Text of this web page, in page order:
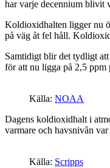
har varje decennium blivit
Koldioxidhalten ligger nu
på väg åt fel håll.
Samtidigt blir det tydligt att
för att nu ligga på 2,5 ppm
Källa: NOAA
Dagens koldioxidhalt i
varmare och havsnivån
Källa: Scripps